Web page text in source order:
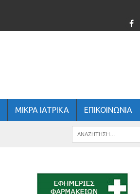
ΜΙΚΡΑ ΙΑΤΡΙΚΑ ΕΠΙΚΟΙΝΩΝΙΑ